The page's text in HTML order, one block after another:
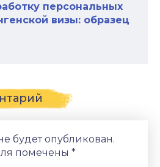
персональных
визы: образец
будет опубликован.
помечены *